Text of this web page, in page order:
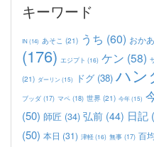
キーワード
IN(14) あそこ (21) うち (60) おか
(176) エジプト (16) ケン (58)
(21) ダーリン(15) ドグ (38) ハン
ブッダ (17) マペ (18) 世界 (21) 今年(15)
(50) 師匠 (34) 弘前 (44) 日記
(50) 本日 (31) 津軽(16) 無事 (17) 百均